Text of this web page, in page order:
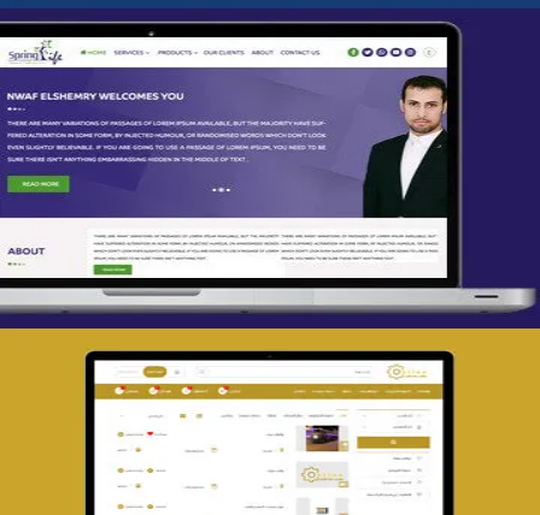
تصميم spring life
تصميم حراج مهنى